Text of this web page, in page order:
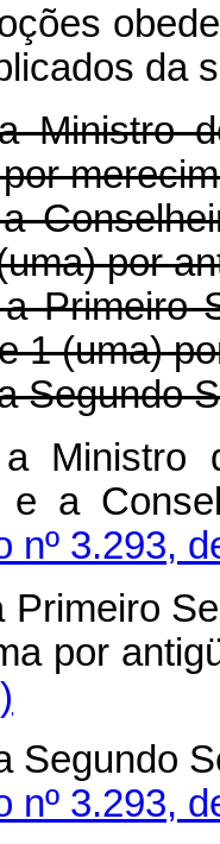
da
Ministro
por
Primeiro
1 (uma)
Segundo
Ministro
e a
nº 3.293,
Primeiro
por
Segundo
nº 3.293,